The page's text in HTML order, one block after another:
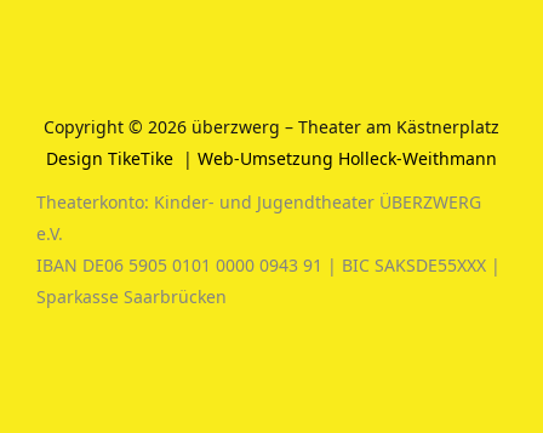
Copyright © 2026 überzwerg – Theater am Kästnerplatz
Design TikeTike | Web-Umsetzung Holleck-Weithmann
Theaterkonto: Kinder- und Jugendtheater ÜBERZWERG
e.V.
IBAN DE06 5905 0101 0000 0943 91 | BIC SAKSDE55XXX |
Sparkasse Saarbrücken